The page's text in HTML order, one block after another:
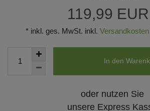
119,99 EUR
* inkl. ges. MwSt. inkl. Versandkosten
In den
oder nutzen Sie
unsere Express